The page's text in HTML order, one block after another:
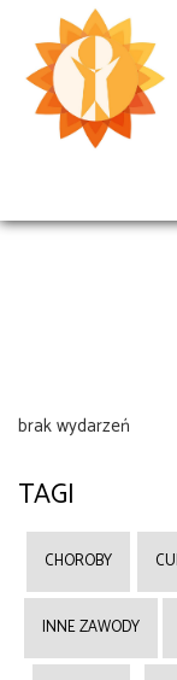
Przejdź
brak wydarzeń
TAGI
CHOROBY
INNE ZAWODY